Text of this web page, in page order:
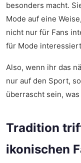
besonders macht.
Mode auf eine
nicht nur für Fans
für Mode
Also, wenn ihr das
nur auf den Sport,
überrascht sein,
Tradition
ikonischen